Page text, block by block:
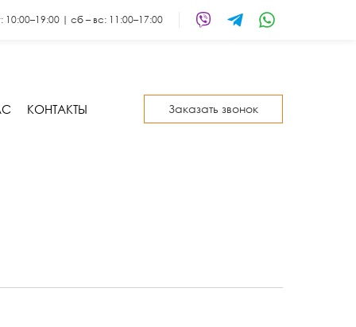
10:00–19:00 | сб – вс: 11:00–17:00
КОНТАКТЫ Заказать звонок